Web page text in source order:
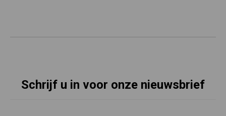
Schrijf u in voor onze nieuwsbrief